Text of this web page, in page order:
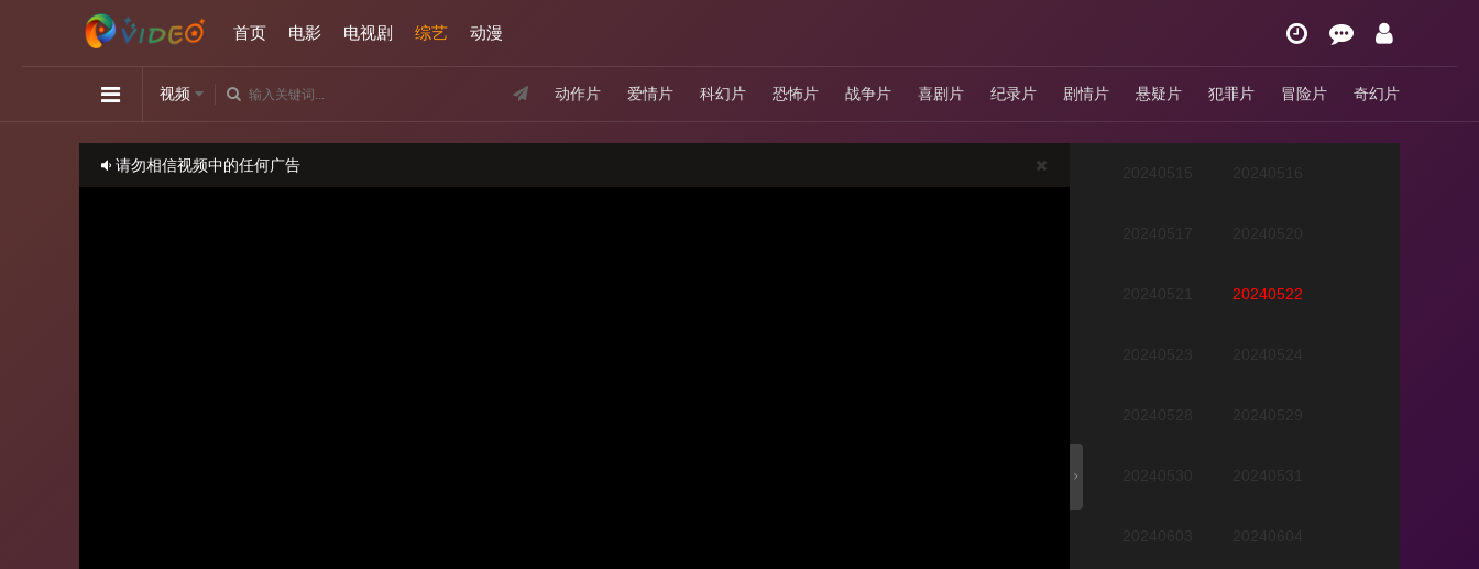
首页 电影 电视剧 综艺 动漫
动作片 爱情片 科幻片 恐怖片 战争片 喜剧片 纪录片 剧情片 悬疑片 犯罪片 冒险片 奇幻片
视频
请勿相信视频中的任何广告
20240522